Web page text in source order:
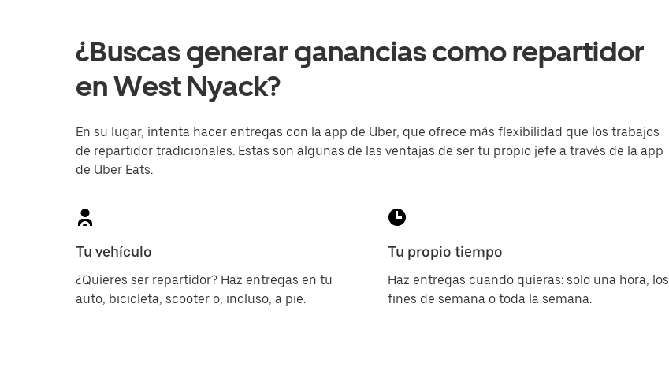
¿Buscas generar ganancias como repartidor
en West Nyack?
En su lugar, intenta hacer entregas con la app de Uber, que ofrece más flexibilidad que los trabajos
de repartidor tradicionales. Estas son algunas de las ventajas de ser tu propio jefe a través de la app
de Uber Eats.
Tu vehículo
¿Quieres ser repartidor? Haz entregas en tu
auto, bicicleta, scooter o, incluso, a pie.
Tu propio tiempo
Haz entregas cuando quieras: solo una hora, los
fines de semana o toda la semana.